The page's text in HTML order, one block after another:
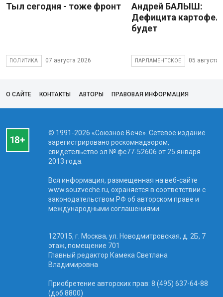
Тыл сегодня - тоже фронт
ПОЛИТИКА 07 августа 2026
Андрей БАЛЫШ:
Дефицита
будет
ПАРЛАМЕНТСКОЕ 05 августа
О САЙТЕ КОНТАКТЫ АВТОРЫ ПРАВОВАЯ ИНФОРМАЦИЯ
© 1991-2026 «Союзное Вече». Сетевое издание
зарегистрировано роскомнадзором,
свидетельство эл № фc77-52606 от 25 января
2013 года.
Вся информация, размещенная на веб-сайте
www.souzveche.ru, охраняется в соответствии с
законодательством РФ об авторском праве и
международными соглашениями.
127015, г. Москва, ул. Новодмитровская, д. 2Б, 7
этаж, помещение 701
Главный редактор Камека Светлана
Владимировна
Приобретение авторских прав: 8 (495) 637-64-88
(доб.8800)